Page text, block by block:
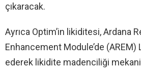
çıkaracak.
Ayrıca Optim’in likiditesi, Ardana
Enhancement Module’de (AREM)
ederek likidite madenciliği